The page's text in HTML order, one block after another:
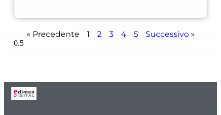
« Precedente 1 2 3 4 5 Successivo »